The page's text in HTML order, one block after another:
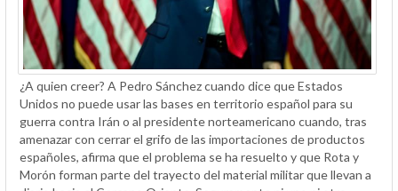
¿A quien creer? A Pedro Sánchez cuando dice que Estados
Unidos no puede usar las bases en territorio español para su
guerra contra Irán o al presidente norteamericano cuando, tras
amenazar con cerrar el grifo de las importaciones de productos
españoles, afirma que el problema se ha resuelto y que Rota y
Morón forman parte del trayecto del material militar que llevan a